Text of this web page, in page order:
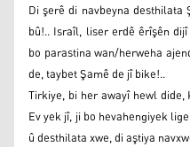
Di şerê di navbeyna
bû!.. Israîl, liser erdê êrîşên
bo parastina wan/herweha
de, taybet Şamê de jî bike!..
Tirkiye, bi her awayî hewl
Ev yek jî, ji bo hevahengiyek
û desthilata xwe, di aştiya